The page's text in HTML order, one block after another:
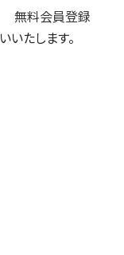
無料会員登録